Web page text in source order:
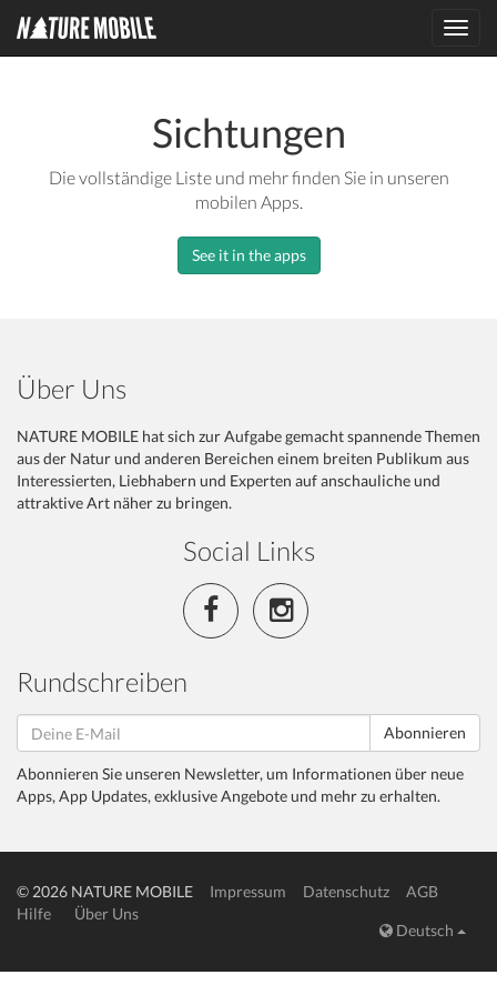
Sichtungen
Die vollständige Liste und mehr finden Sie in unseren
mobilen Apps.
See it in the apps
Über Uns
NATURE MOBILE hat sich zur Aufgabe gemacht spannende Themen
aus der Natur und anderen Bereichen einem breiten Publikum aus
Interessierten, Liebhabern und Experten auf anschauliche und
attraktive Art näher zu bringen.
Social Links
Rundschreiben
Abonnieren
Abonnieren Sie unseren Newsletter, um Informationen über neue
Apps, App Updates, exklusive Angebote und mehr zu erhalten.
© 2026 NATURE MOBILE Impressum Datenschutz
AGB
Hilfe
Über Uns
Deutsch